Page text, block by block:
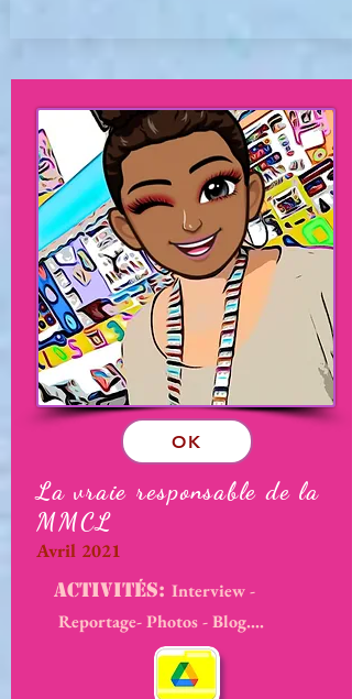
OK
La vraie responsable de la
MMCL
Avril 2021
Activités: Interview -
Reportage- Photos - Blog....